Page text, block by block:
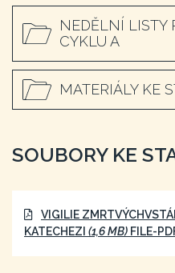
NEDĚLNÍ LISTY
CYKLU A
MATERIÁLY KE
SOUBORY KE
VIGILIE
KATECHEZI (1,6 MB) FILE-